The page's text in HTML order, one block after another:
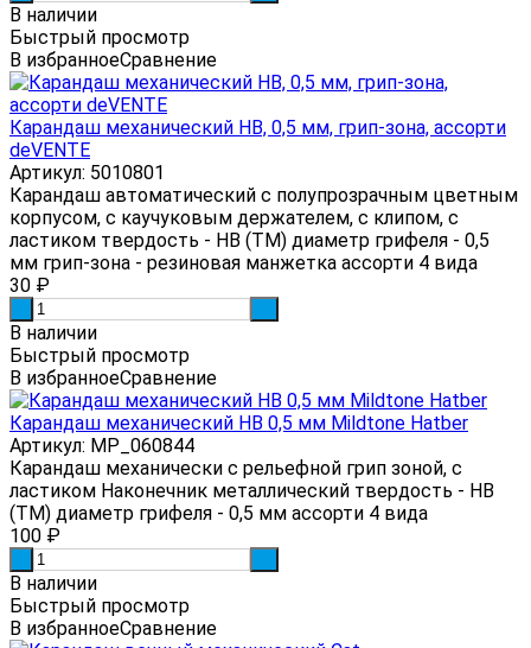
В наличии
Быстрый просмотр
В избранноеСравнение
Карандаш механический HB, 0,5 мм, грип-зона, ассорти
deVENTE
Артикул: 5010801
Карандаш автоматический с полупрозрачным цветным
корпусом, с каучуковым держателем, с клипом, с
ластиком твердость - HB (ТМ) диаметр грифеля - 0,5
мм грип-зона - резиновая манжетка ассорти 4 вида
30 ₽
В наличии
Быстрый просмотр
В избранноеСравнение
Карандаш механический HB 0,5 мм Mildtone Hatber
Артикул: MP_060844
Карандаш механически с рельефной грип зоной, с
ластиком Наконечник металлический твердость - HB
(ТМ) диаметр грифеля - 0,5 мм ассорти 4 вида
100 ₽
В наличии
Быстрый просмотр
В избранноеСравнение